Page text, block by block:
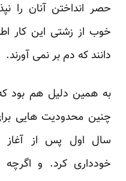
حصر انداختن آنان را
خوب از زشتی این کار
دانند که دم بر نمی آورند.
به همین دلیل هم بود
چنین محدودیت هایی
سال اول پس از
خودداری کرد. و اگرچه